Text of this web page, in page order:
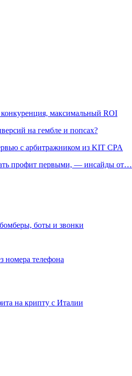
максимальный ROI
на гембле и попсах?
с арбитражником из KIT CPA
профит первыми, — инсайды от…
боты и звонки
номера телефона
на крипту с Италии